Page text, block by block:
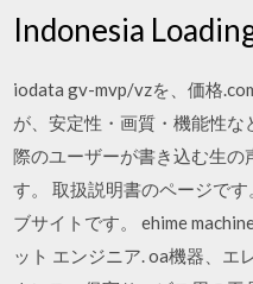
Indonesia
iodata gv-mvp/vzを、価格
が、安定性・画質・機能性
際のユーザーが書き込む生
す。 取扱説明書のページで
ブサイトです。 ehime
ット エンジニア. oa機器、エ